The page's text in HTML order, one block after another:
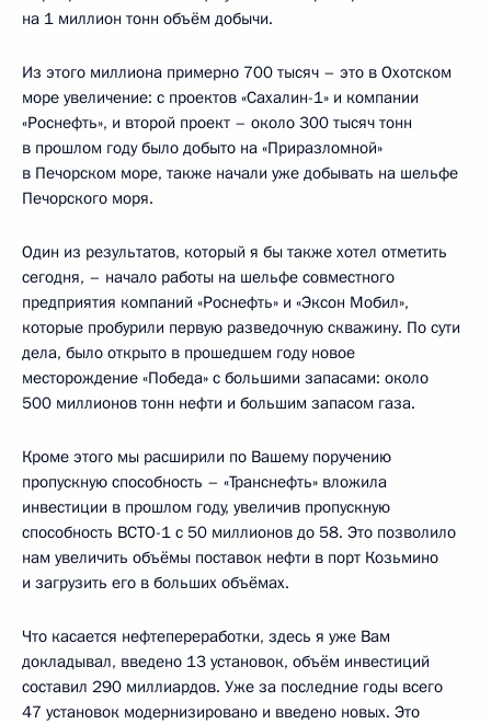
на 1 миллион тонн объём добычи.
Из этого миллиона примерно 700 тысяч – это в Охотском
море увеличение: с проектов «Сахалин-1» и компании
«Роснефть», и второй проект – около 300 тысяч тонн
в прошлом году было добыто на «Приразломной»
в Печорском море, также начали уже добывать на шельфе
Печорского моря.
Один из результатов, который я бы также хотел отметить
сегодня, – начало работы на шельфе совместного
предприятия компаний «Роснефть» и «Эксон Мобил»,
которые пробурили первую разведочную скважину. По сути
дела, было открыто в прошедшем году новое
месторождение «Победа» с большими запасами: около
500 миллионов тонн нефти и большим запасом газа.
Кроме этого мы расширили по Вашему поручению
пропускную способность – «Транснефть» вложила
инвестиции в прошлом году, увеличив пропускную
способность ВСТО-1 с 50 миллионов до 58. Это позволило
нам увеличить объёмы поставок нефти в порт Козьмино
и загрузить его в больших объёмах.
Что касается нефтепереработки, здесь я уже Вам
докладывал, введено 13 установок, объём инвестиций
составил 290 миллиардов. Уже за последние годы всего
47 установок модернизировано и введено новых. Это